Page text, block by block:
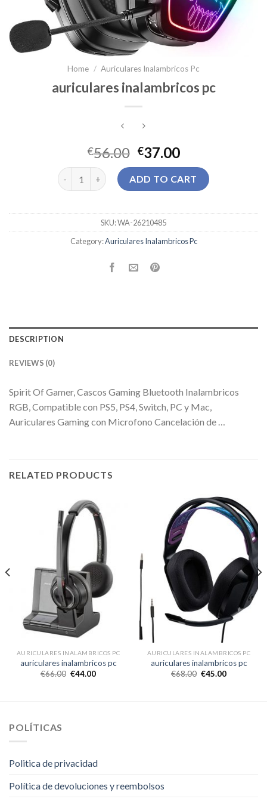
Home / Auriculares Inalambricos Pc
auriculares inalambricos pc
€56.00 €37.00
auriculares inalambricos pc quantity
ADD TO CART
SKU:WA-26210485
Category:Auriculares Inalambricos Pc
DESCRIPTION
REVIEWS (0)
Spirit Of Gamer, Cascos Gaming Bluetooth Inalambricos
RGB, Compatible con PS5, PS4, Switch, PC y Mac,
Auriculares Gaming con Microfono Cancelación de …
RELATED PRODUCTS
AURICULARES INALAMBRICOS PC
auriculares inalambricos pc
€66.00 €44.00
AURICULARES INALAMBRICOS PC
auriculares inalambricos pc
€68.00 €45.00
POLÍTICAS
Politica de privacidad
Política de devoluciones y reembolsos